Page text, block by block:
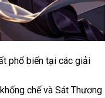
phổ biến tại các giải
chế và Sát Thương